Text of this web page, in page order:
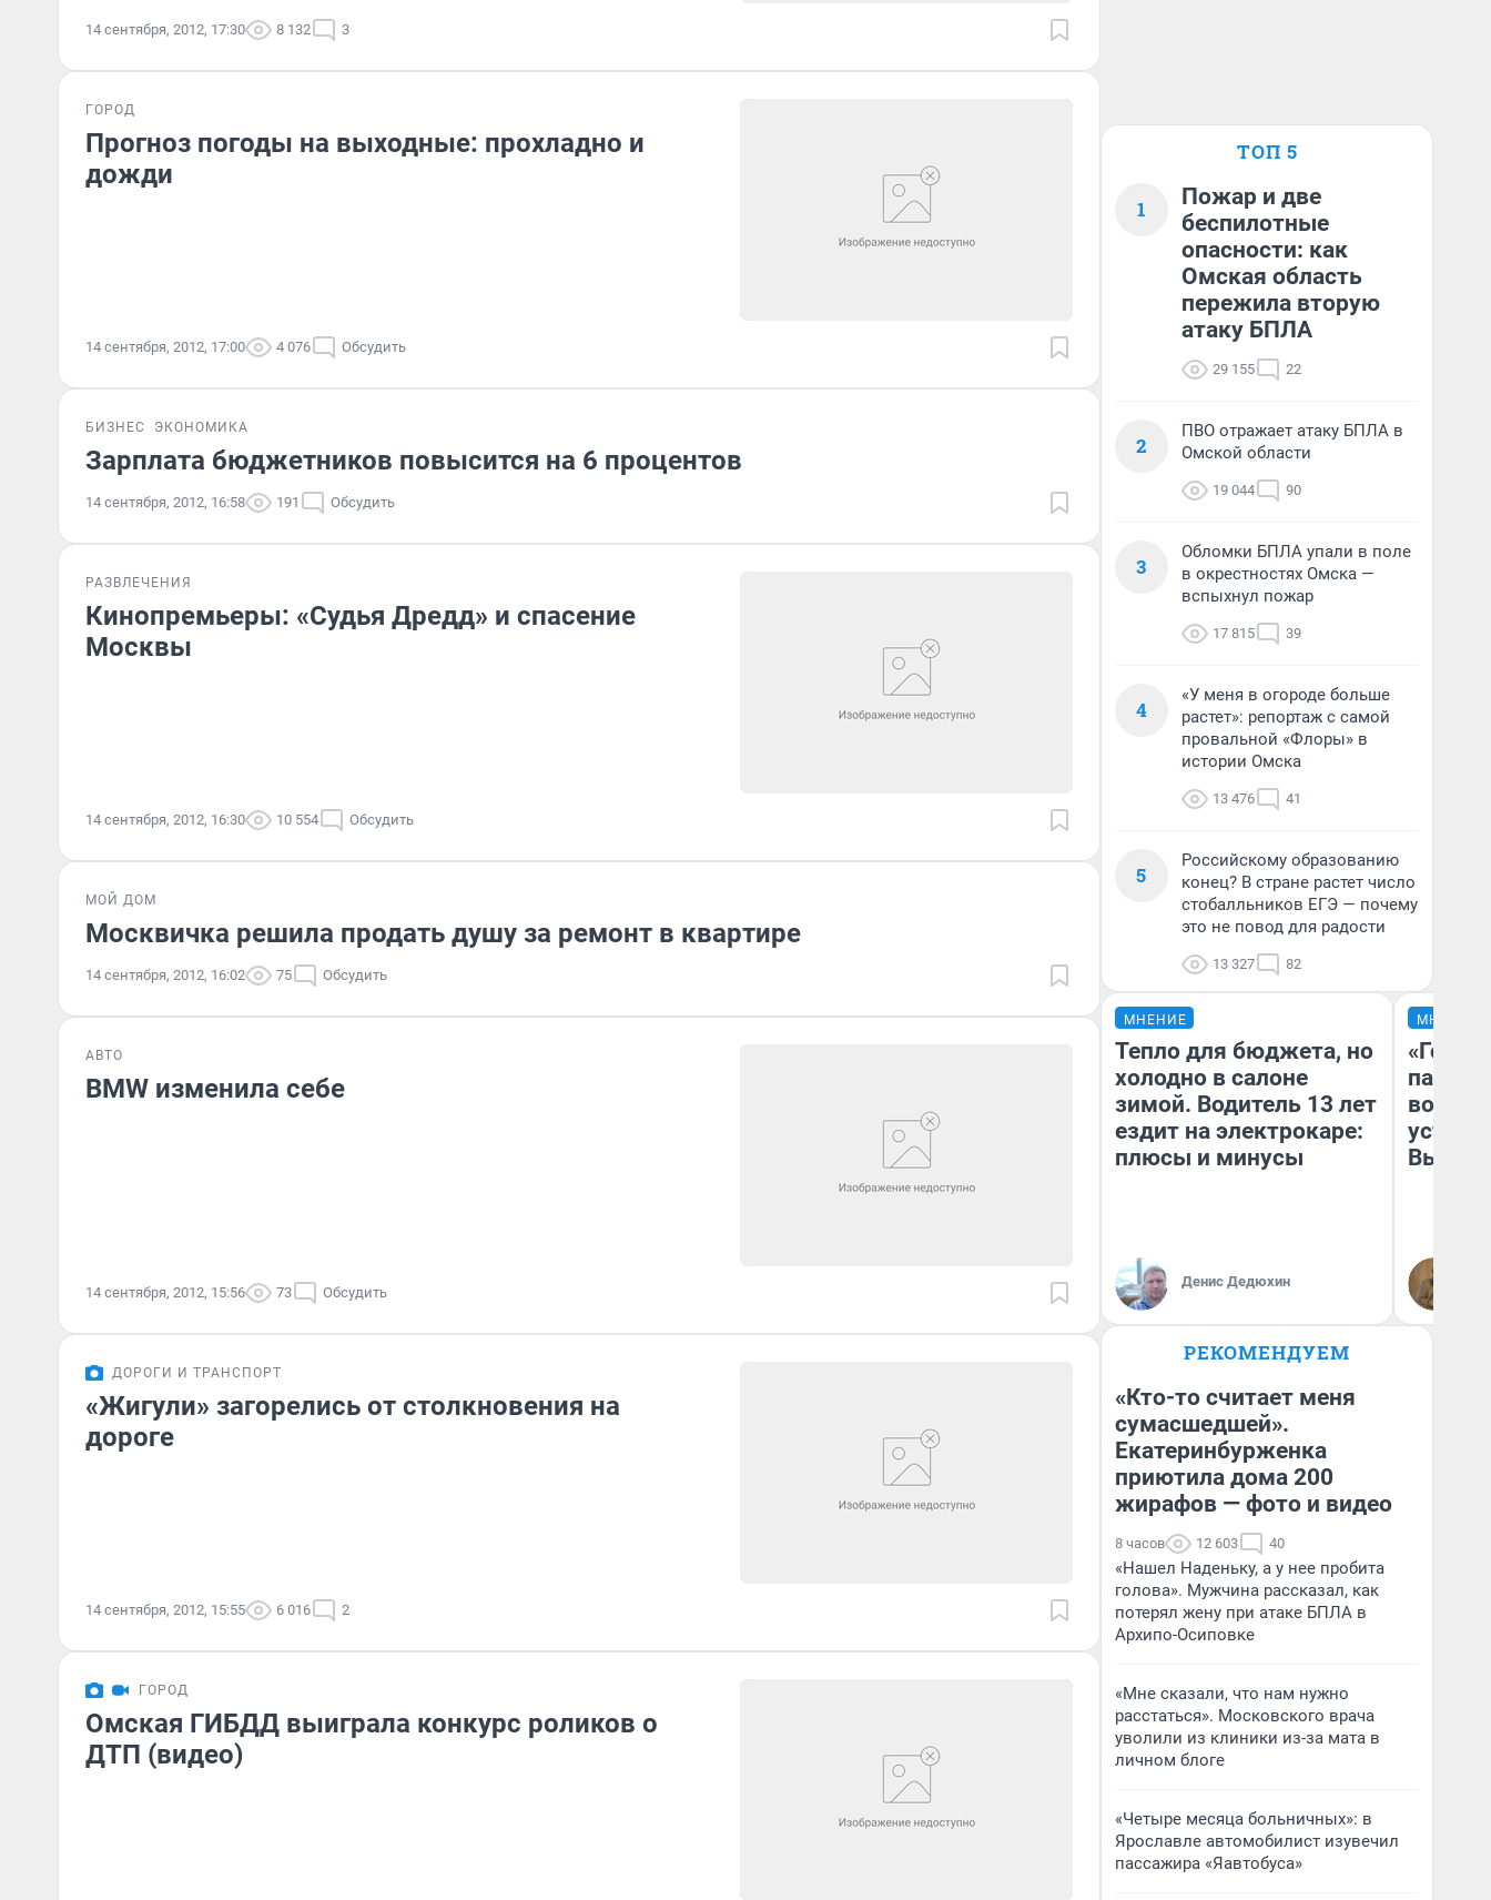
14 сентября, 2012, 17:30 8 132 3
ГОРОД
Прогноз погоды на выходные: прохладно и
дожди
14 сентября, 2012, 17:00 4 076 Обсудить
БИЗНЕС ЭКОНОМИКА
Зарплата бюджетников повысится на 6 процентов
14 сентября, 2012, 16:58 191 Обсудить
РАЗВЛЕЧЕНИЯ
Кинопремьеры: «Судья Дредд» и спасение
Москвы
14 сентября, 2012, 16:30 10 554 Обсудить
МОЙ ДОМ
Москвичка решила продать душу за ремонт в квартире
14 сентября, 2012, 16:02 75 Обсудить
АВТО
BMW изменила себе
14 сентября, 2012, 15:56 73 Обсудить
ДОРОГИ И ТРАНСПОРТ
«Жигули» загорелись от столкновения на
дороге
14 сентября, 2012, 15:55 6 016 2
ГОРОД
Омская ГИБДД выиграла конкурс роликов о
ДТП (видео)
ТОП 5
1
Пожар и две
беспилотные
опасности: как
Омская область
пережила вторую
атаку БПЛА
29 155 22
2
ПВО отражает атаку БПЛА в
Омской области
19 044 90
3
Обломки БПЛА упали в поле
в окрестностях Омска —
вспыхнул пожар
17 815 39
4
«У меня в огороде больше
растет»: репортаж с самой
провальной «Флоры» в
истории Омска
13 476 41
5
Российскому образованию
конец? В стране растет число
стобалльников ЕГЭ — почему
это не повод для радости
13 327 82
МНЕНИЕ
Тепло для бюджета, но
холодно в салоне
зимой. Водитель 13 лет
ездит на электрокаре:
плюсы и минусы
Денис Дедюхин
МНЕНИЕ
РЕКОМЕНДУЕМ
«Кто-то считает меня
сумасшедшей».
Екатеринбурженка
приютила дома 200
жирафов — фото и видео
8 часов 12 603 40
«Нашел Наденьку, а у нее пробита
голова». Мужчина рассказал, как
потерял жену при атаке БПЛА в
Архипо-Осиповке
«Мне сказали, что нам нужно
расстаться». Московского врача
уволили из клиники из-за мата в
личном блоге
«Четыре месяца больничных»: в
Ярославле автомобилист изувечил
пассажира «Яавтобуса»